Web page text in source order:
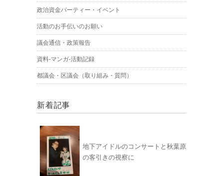
政治資金パーティー・イベント
活動のお手伝いのお願い
議会通信・政策報告
資料-マンガ-活動記録
都議会・区議会（取り組み・質問）
新着記事
地下アイドルのコンサートと秋葉原
の客引きの視察に